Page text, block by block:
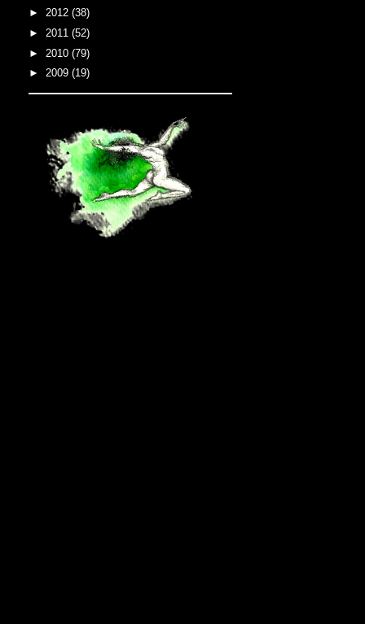
► 2012 (38)
► 2011 (52)
► 2010 (79)
► 2009 (19)